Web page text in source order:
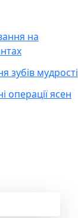
на
зубів мудрості
операції ясен